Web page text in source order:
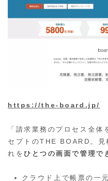
https://the-board.jp/
「請求業務のプロセス全
セプトのTHE BOARD。見
れをひとつの画面で管理で
クラウド上で帳票の一